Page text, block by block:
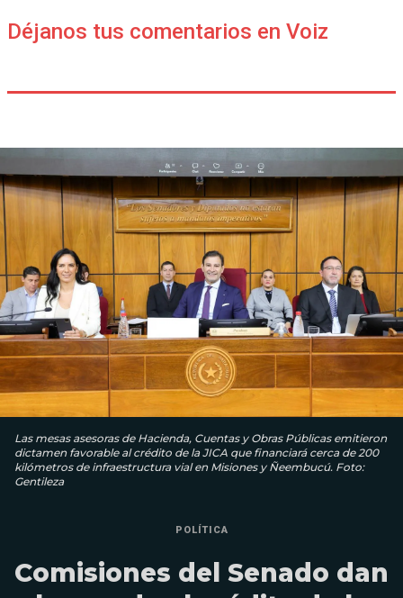
Déjanos tus comentarios en Voiz
Las mesas asesoras de Hacienda, Cuentas y Obras Públicas emitieron
dictamen favorable al crédito de la JICA que financiará cerca de 200
kilómetros de infraestructura vial en Misiones y Ñeembucú. Foto:
Gentileza
POLÍTICA
Comisiones del Senado dan